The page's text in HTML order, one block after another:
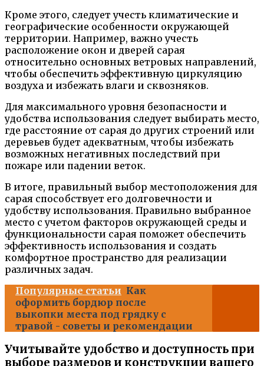
Кроме этого, следует учесть климатические и
географические особенности окружающей
территории. Например, важно учесть
расположение окон и дверей сарая
относительно основных ветровых направлений,
чтобы обеспечить эффективную циркуляцию
воздуха и избежать влаги и сквозняков.
Для максимального уровня безопасности и
удобства использования следует выбирать место,
где расстояние от сарая до других строений или
деревьев будет адекватным, чтобы избежать
возможных негативных последствий при
пожаре или падении веток.
В итоге, правильный выбор местоположения для
сарая способствует его долговечности и
удобству использования. Правильно выбранное
место с учетом факторов окружающей среды и
функциональности сарая поможет обеспечить
эффективность использования и создать
комфортное пространство для реализации
различных задач.
Популярные статьи Как
оформить бордюр после
выкопки места под грядку с
травой - советы и рекомендации
Учитывайте удобство и доступность при
выборе размеров и конструкции вашего